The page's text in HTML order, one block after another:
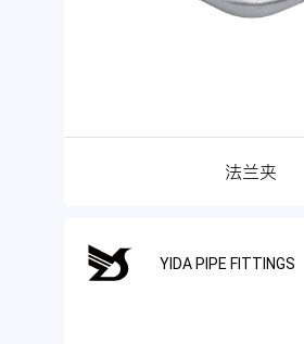
法兰夹
YIDA PIPE FITTINGS